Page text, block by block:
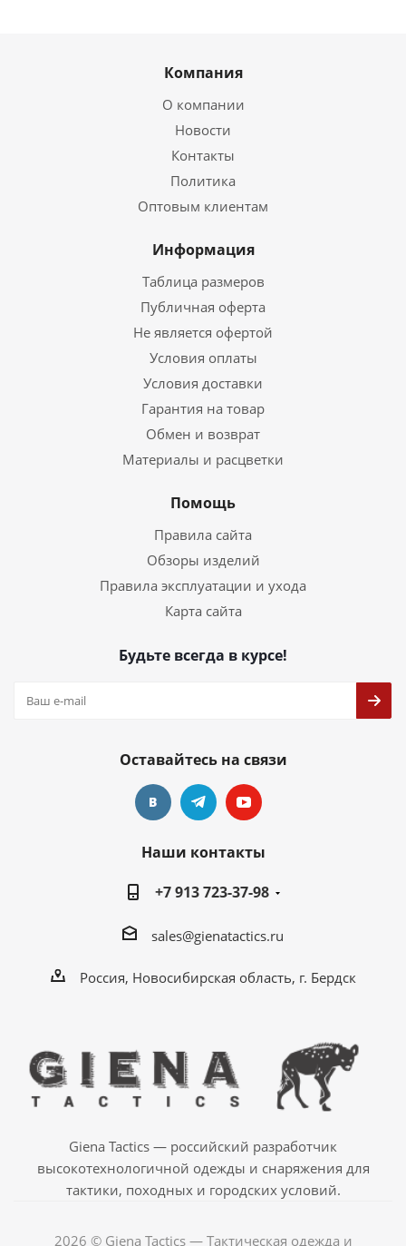
Компания
О компании
Новости
Контакты
Политика
Оптовым клиентам
Информация
Таблица размеров
Публичная оферта
Не является офертой
Условия оплаты
Условия доставки
Гарантия на товар
Обмен и возврат
Материалы и расцветки
Помощь
Правила сайта
Обзоры изделий
Правила эксплуатации и ухода
Карта сайта
Будьте всегда в курсе!
Оставайтесь на связи
Наши контакты
+7 913 723-37-98
sales@gienatactics.ru
Россия, Новосибирская область, г. Бердск
Giena Tactics — российский разработчик
высокотехнологичной одежды и снаряжения для
тактики, походных и городских условий.
2026 © Giena Tactics — Тактическая одежда и